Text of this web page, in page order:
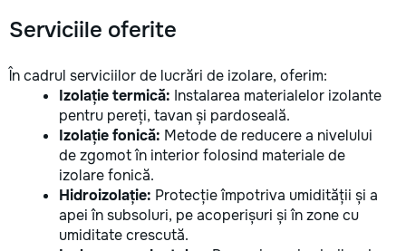
Serviciile oferite
În cadrul serviciilor de lucrări de izolare, oferim:
Izolație termică: Instalarea materialelor izolante
pentru pereți, tavan și pardoseală.
Izolație fonică: Metode de reducere a nivelului
de zgomot în interior folosind materiale de
izolare fonică.
Hidroizolație: Protecție împotriva umidității și a
apei în subsoluri, pe acoperișuri și în zone cu
umiditate crescută.